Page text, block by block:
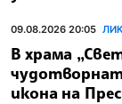
09.08.2026 20:05 ЛИК
В храма
икона на